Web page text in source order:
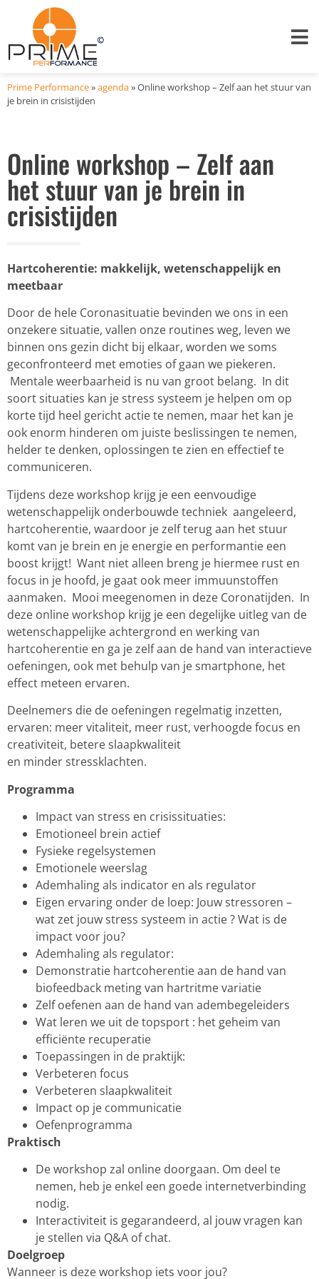
Prime Performance»agenda»Online workshop – Zelf aan het stuur van
je brein in crisistijden
Online workshop – Zelf aan
het stuur van je brein in
crisistijden
Hartcoherentie: makkelijk, wetenschappelijk en
meetbaar
Door de hele Coronasituatie bevinden we ons in een
onzekere situatie, vallen onze routines weg, leven we
binnen ons gezin dicht bij elkaar, worden we soms
geconfronteerd met emoties of gaan we piekeren.
Mentale weerbaarheid is nu van groot belang. In dit
soort situaties kan je stress systeem je helpen om op
korte tijd heel gericht actie te nemen, maar het kan je
ook enorm hinderen om juiste beslissingen te nemen,
helder te denken, oplossingen te zien en effectief te
communiceren.
Tijdens deze workshop krijg je een eenvoudige
wetenschappelijk onderbouwde techniek aangeleerd,
hartcoherentie, waardoor je zelf terug aan het stuur
komt van je brein en je energie en performantie een
boost krijgt! Want niet alleen breng je hiermee rust en
focus in je hoofd, je gaat ook meer immuunstoffen
aanmaken. Mooi meegenomen in deze Coronatijden. In
deze online workshop krijg je een degelijke uitleg van de
wetenschappelijke achtergrond en werking van
hartcoherentie en ga je zelf aan de hand van interactieve
oefeningen, ook met behulp van je smartphone, het
effect meteen ervaren.
Deelnemers die de oefeningen regelmatig inzetten,
ervaren: meer vitaliteit, meer rust, verhoogde focus en
creativiteit, betere slaapkwaliteit
en minder stressklachten.
Programma
Impact van stress en crisissituaties:
Emotioneel brein actief
Fysieke regelsystemen
Emotionele weerslag
Ademhaling als indicator en als regulator
Eigen ervaring onder de loep: Jouw stressoren –
wat zet jouw stress systeem in actie ? Wat is de
impact voor jou?
Ademhaling als regulator:
Demonstratie hartcoherentie aan de hand van
biofeedback meting van hartritme variatie
Zelf oefenen aan de hand van adembegeleiders
Wat leren we uit de topsport : het geheim van
efficiënte recuperatie
Toepassingen in de praktijk:
Verbeteren focus
Verbeteren slaapkwaliteit
Impact op je communicatie
Oefenprogramma
Praktisch
De workshop zal online doorgaan. Om deel te
nemen, heb je enkel een goede internetverbinding
nodig.
Interactiviteit is gegarandeerd, al jouw vragen kan
je stellen via Q&A of chat.
Doelgroep
Wanneer is deze workshop iets voor jou?